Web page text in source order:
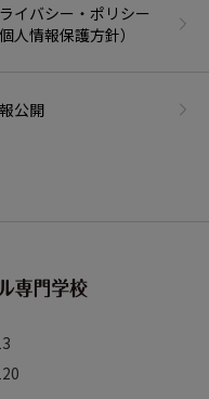
イバシー・ポリシー
個人情報保護方針）
公開